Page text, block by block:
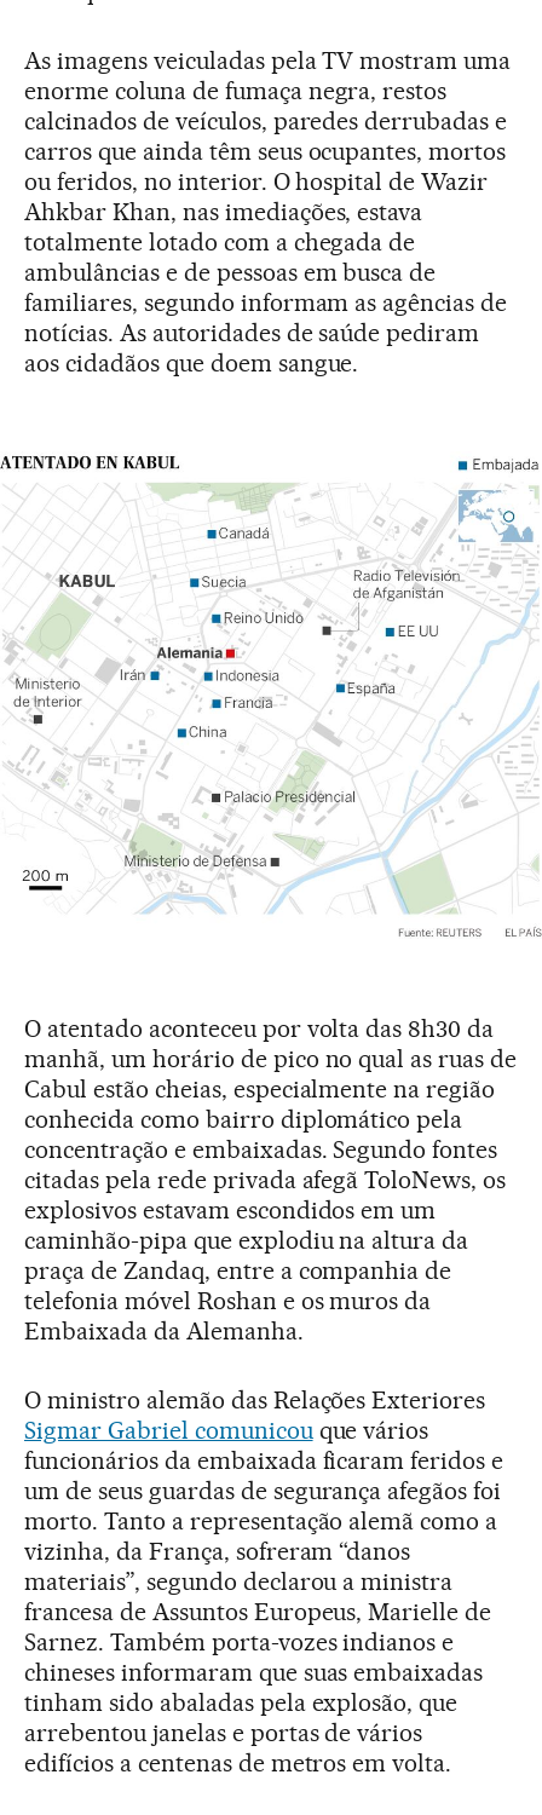
As imagens veiculadas pela TV mostram uma
enorme coluna de fumaça negra, restos
calcinados de veículos, paredes derrubadas e
carros que ainda têm seus ocupantes, mortos
ou feridos, no interior. O hospital de Wazir
Ahkbar Khan, nas imediações, estava
totalmente lotado com a chegada de
ambulâncias e de pessoas em busca de
familiares, segundo informam as agências de
notícias. As autoridades de saúde pediram
aos cidadãos que doem sangue.
O atentado aconteceu por volta das 8h30 da
manhã, um horário de pico no qual as ruas de
Cabul estão cheias, especialmente na região
conhecida como bairro diplomático pela
concentração e embaixadas. Segundo fontes
citadas pela rede privada afegã ToloNews, os
explosivos estavam escondidos em um
caminhão-pipa que explodiu na altura da
praça de Zandaq, entre a companhia de
telefonia móvel Roshan e os muros da
Embaixada da Alemanha.
O ministro alemão das Relações Exteriores
Sigmar Gabriel comunicou que vários
funcionários da embaixada ficaram feridos e
um de seus guardas de segurança afegãos foi
morto. Tanto a representação alemã como a
vizinha, da França, sofreram “danos
materiais”, segundo declarou a ministra
francesa de Assuntos Europeus, Marielle de
Sarnez. Também porta-vozes indianos e
chineses informaram que suas embaixadas
tinham sido abaladas pela explosão, que
arrebentou janelas e portas de vários
edifícios a centenas de metros em volta.